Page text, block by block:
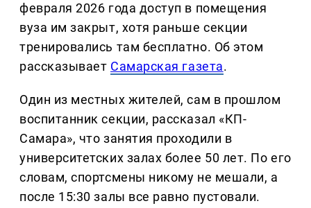
февраля 2026 года доступ в помещения
вуза им закрыт, хотя раньше секции
тренировались там бесплатно. Об этом
рассказывает Самарская газета.
Один из местных жителей, сам в прошлом
воспитанник секции, рассказал «КП-
Самара», что занятия проходили в
университетских залах более 50 лет. По его
словам, спортсмены никому не мешали, а
после 15:30 залы все равно пустовали.